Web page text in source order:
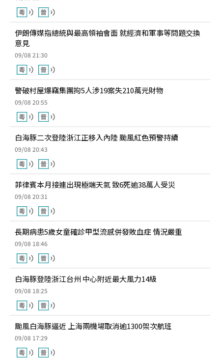
伊朗傳媒指總統與最高領袖會面 就經濟和軍事等問題交換
意見
09/08 21:30
警破村屋爆竊集團拘5人涉19案失210萬元財物
09/08 20:55
白海豚二次登陸浙江正移入內陸 颱風紅色預警持續
09/08 20:43
菲律賓本月接連出現極端天氣 致6死逾38萬人受災
09/08 20:31
長期病患5歲女童確診甲型流感併發敗血症 情況嚴重
09/08 18:46
白海豚登陸浙江台州 中心附近最大風力14級
09/08 18:25
颱風白海豚逼近 上海兩機場取消逾1300架次航班
09/08 17:29